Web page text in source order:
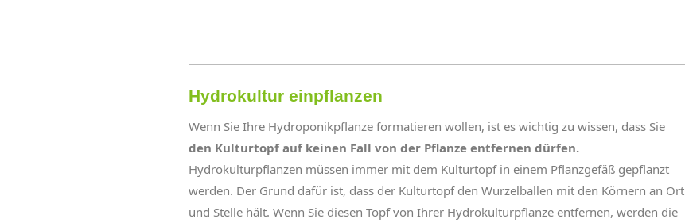
Hydrokultur einpflanzen
Wenn Sie Ihre Hydroponikpflanze formatieren wollen, ist es wichtig zu wissen, dass Sie
den Kulturtopf auf keinen Fall von der Pflanze entfernen dürfen.
Hydrokulturpflanzen müssen immer mit dem Kulturtopf in einem Pflanzgefäß gepflanzt
werden. Der Grund dafür ist, dass der Kulturtopf den Wurzelballen mit den Körnern an Ort
und Stelle hält. Wenn Sie diesen Topf von Ihrer Hydrokulturpflanze entfernen, werden die